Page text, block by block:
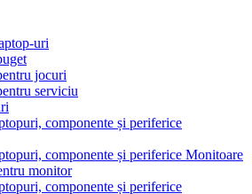
uri
jocuri
serviciu
Monitoare
monitor